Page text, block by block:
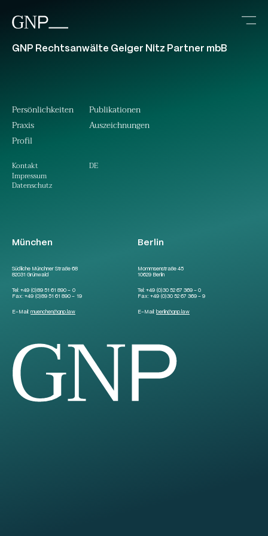
GNP Rechtsanwälte Geiger Nitz Partner mbB
München
Südliche Münchner Straße 68
82031 Grünwald
Tel:+49 (0)89 51 61 890 – 0
Fax:+49 (0)89 51 61 890 – 19
E-Mail:muenchen@gnp.law
Berlin
Mommsenstraße 45
10629 Berlin
Tel: +49 (0)30 52 67 369 – 0
Fax: +49 (0)30 52 67 369 – 9
E-Mail: berlin@gnp.law
Persönlichkeiten
Praxis
Profil
Kontakt
Impressum
Datenschutz
Publikationen
Auszeichnungen
DE